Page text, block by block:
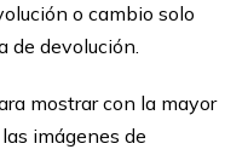
o cambio solo
de devolución.
mostrar con la mayor
imágenes de